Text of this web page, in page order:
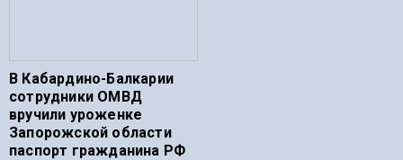
В Кабардино-Балкарии
сотрудники ОМВД
вручили уроженке
Запорожской области
паспорт гражданина РФ